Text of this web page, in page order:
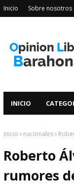
Inicio Sobre nosotros
INICIO
Inicio nacionales
Roberto
rumores